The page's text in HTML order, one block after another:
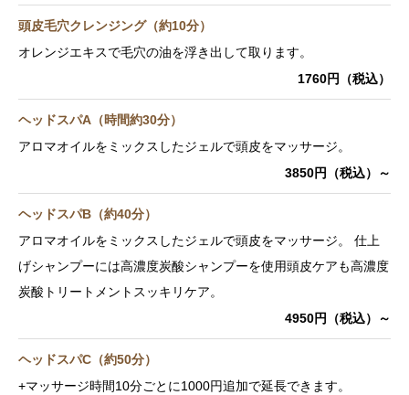
頭皮毛穴クレンジング（約10分）
オレンジエキスで毛穴の油を浮き出して取ります。
1760円（税込）
ヘッドスパA（時間約30分）
アロマオイルをミックスしたジェルで頭皮をマッサージ。
3850円（税込）～
ヘッドスパB（約40分）
アロマオイルをミックスしたジェルで頭皮をマッサージ。 仕上
げシャンプーには高濃度炭酸シャンプーを使用頭皮ケアも高濃度
炭酸トリートメントスッキリケア。
4950円（税込）～
ヘッドスパC（約50分）
+マッサージ時間10分ごとに1000円追加で延長できます。